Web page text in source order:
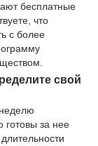
бесплатные
что
с более
свой
готовы за нее